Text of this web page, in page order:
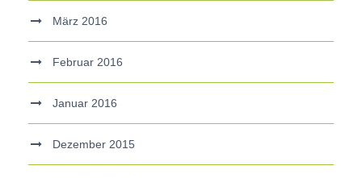
März 2016
Februar 2016
Januar 2016
Dezember 2015